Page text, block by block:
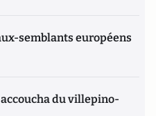
semblants européens
du villepino-